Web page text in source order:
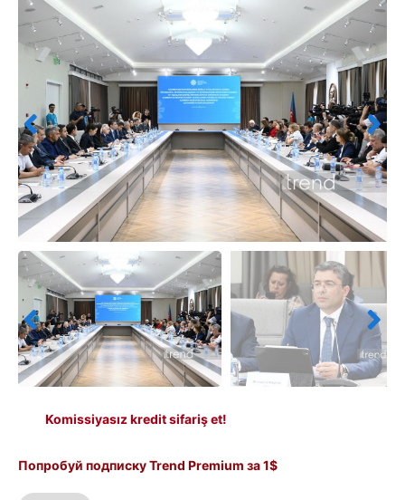
Komissiyasız kredit sifariş et!
Попробуй подписку Trend Premium за 1$